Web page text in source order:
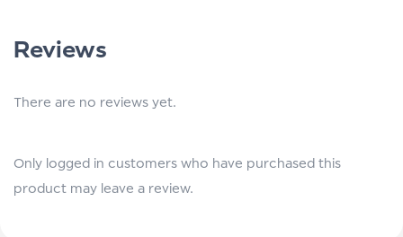
Reviews
There are no reviews yet.
Only logged in customers who have purchased this
product may leave a review.